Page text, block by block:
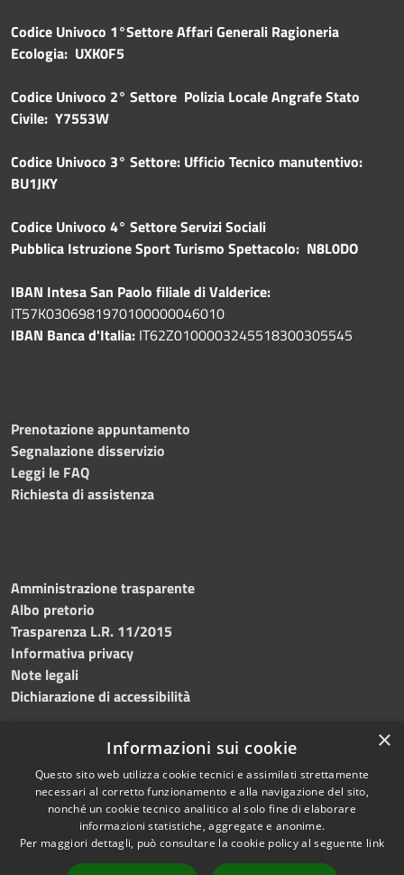
Codice Univoco 1°Settore Affari Generali Ragioneria
Ecologia: UXK0F5
Codice Univoco 2° Settore Polizia Locale Angrafe Stato
Civile: Y7553W
Codice Univoco 3° Settore: Ufficio Tecnico manutentivo:
BU1JKY
Codice Univoco 4° Settore Servizi Sociali
Pubblica Istruzione Sport Turismo Spettacolo: N8L0DO
IBAN Intesa San Paolo filiale di Valderice:
IT57K0306981970100000046010
IBAN Banca d'Italia: IT62Z0100003245518300305545
Prenotazione appuntamento
Segnalazione disservizio
Leggi le FAQ
Richiesta di assistenza
Amministrazione trasparente
Albo pretorio
Trasparenza L.R. 11/2015
Informativa privacy
Note legali
Dichiarazione di accessibilità
RSS
Accessibilità
Cookie
Mappa del sito
Copyright © 2026 • Comune di
Custonaci • Powered by
Municipium•Accesso
redazione
×
Informazioni sui cookie
Questo sito web utilizza cookie tecnici e assimilati strettamente
necessari al corretto funzionamento e alla navigazione del sito,
nonché un cookie tecnico analitico al solo fine di elaborare
informazioni statistiche, aggregate e anonime.
Per maggiori dettagli, può consultare la cookie policy al seguente link